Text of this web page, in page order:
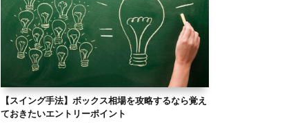
【スイング手法】ボックス相場を攻略するなら覚え
ておきたいエントリーポイント